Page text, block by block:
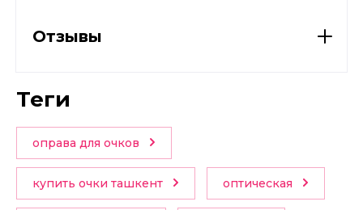
Отзывы
теги
оправа для очков
купить очки ташкент оптическая